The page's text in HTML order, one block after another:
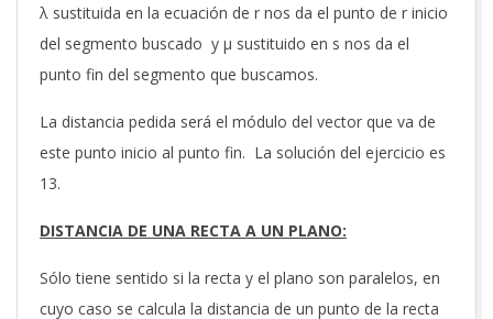
λ sustituida en la ecuación de r nos da el punto de r inicio
del segmento buscado y μ sustituido en s nos da el
punto fin del segmento que buscamos.
La distancia pedida será el módulo del vector que va de
este punto inicio al punto fin. La solución del ejercicio es
13.
DISTANCIA DE UNA RECTA A UN PLANO:
Sólo tiene sentido si la recta y el plano son paralelos, en
cuyo caso se calcula la distancia de un punto de la recta